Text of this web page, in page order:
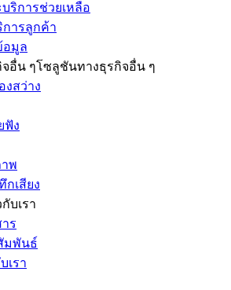
ริการช่วยเหลือ
ารลูกค้า
อมูล
อื่น ๆโซลูชันทางธุรกิจอื่น ๆ
สว่าง
ฟัง
พ
กเสียง
กับเรา
ร
มพันธ์
เรา